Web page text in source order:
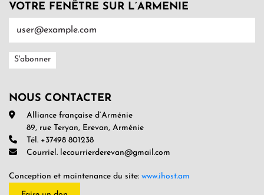
VOTRE FENÊTRE SUR L’ARMENIE
NOUS CONTACTER
Alliance française d’Arménie
89, rue Teryan, Erevan, Arménie
Tél. +37498 801238
Courriel. lecourrierderevan@gmail.com
Conception et maintenance du site: www.ihost.am